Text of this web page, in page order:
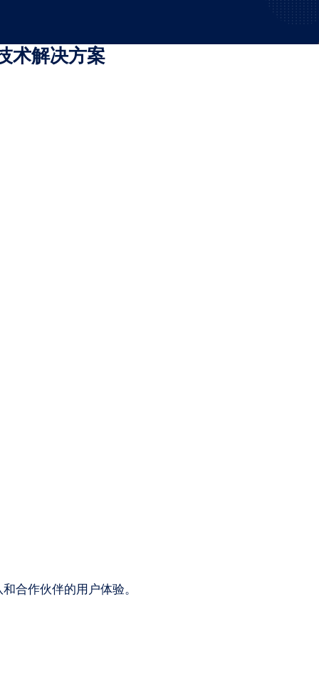
术解决方案
合作伙伴的用户体验。